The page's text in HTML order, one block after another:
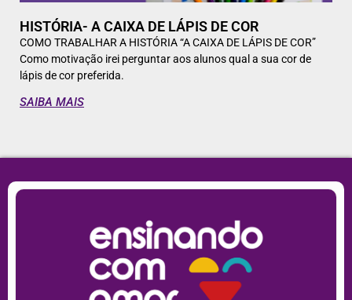
HISTÓRIA- A CAIXA DE LÁPIS DE COR
COMO TRABALHAR A HISTÓRIA “A CAIXA DE LÁPIS DE COR”
Como motivação irei perguntar aos alunos qual a sua cor de
lápis de cor preferida.
SAIBA MAIS